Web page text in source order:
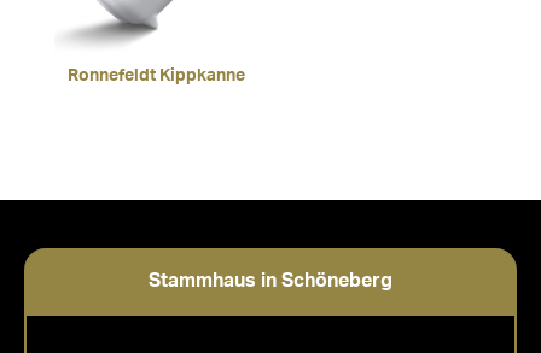
Ronnefeldt Kippkanne
Stammhaus in Schöneberg